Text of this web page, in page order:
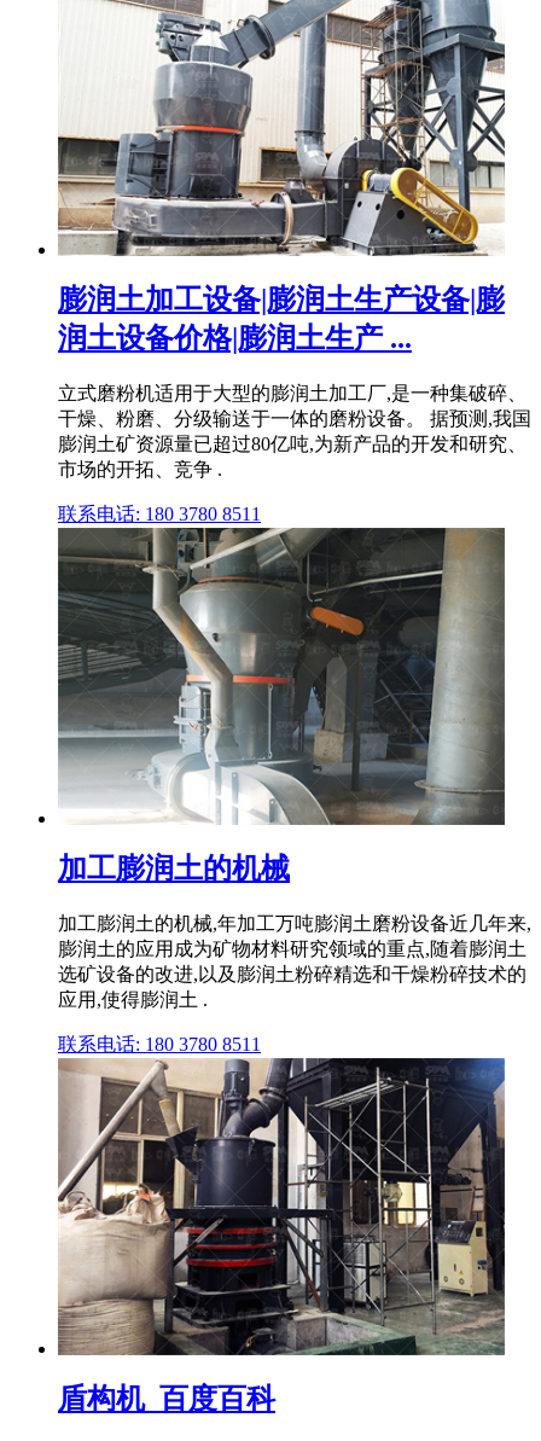
膨润土加工设备|膨润土生产设备|膨
润土设备价格|膨润土生产 ...
立式磨粉机适用于大型的膨润土加工厂,是一种集破碎、
干燥、粉磨、分级输送于一体的磨粉设备。 据预测,我国
膨润土矿资源量已超过80亿吨,为新产品的开发和研究、
市场的开拓、竞争 .
联系电话: 180 3780 8511
加工膨润土的机械
加工膨润土的机械,年加工万吨膨润土磨粉设备近几年来,
膨润土的应用成为矿物材料研究领域的重点,随着膨润土
选矿设备的改进,以及膨润土粉碎精选和干燥粉碎技术的
应用,使得膨润土 .
联系电话: 180 3780 8511
盾构机_百度百科